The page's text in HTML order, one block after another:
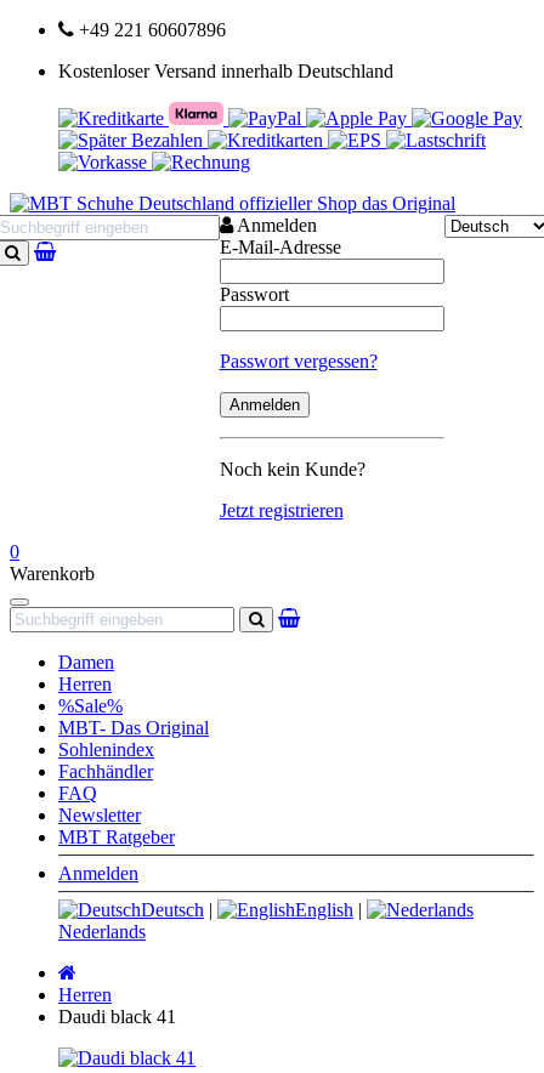
+49 221 60607896
Kostenloser Versand innerhalb Deutschland
Suchen
Anmelden
E-Mail-Adresse
Passwort
Passwort vergessen?
Noch kein Kunde?
Jetzt registrieren
0
Warenkorb
Navigation
Suchen
Damen
Herren
%Sale%
MBT- Das Original
Sohlenindex
Fachhändler
FAQ
Newsletter
MBT Ratgeber
Anmelden
Deutsch | English |
Nederlands
Herren
Daudi black 41